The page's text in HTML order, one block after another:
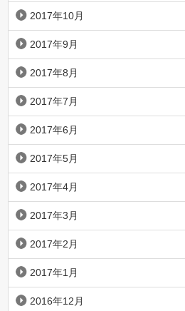
2017年10月
2017年9月
2017年8月
2017年7月
2017年6月
2017年5月
2017年4月
2017年3月
2017年2月
2017年1月
2016年12月